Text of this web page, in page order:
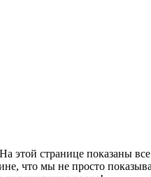
этой странице показаны
что мы не просто